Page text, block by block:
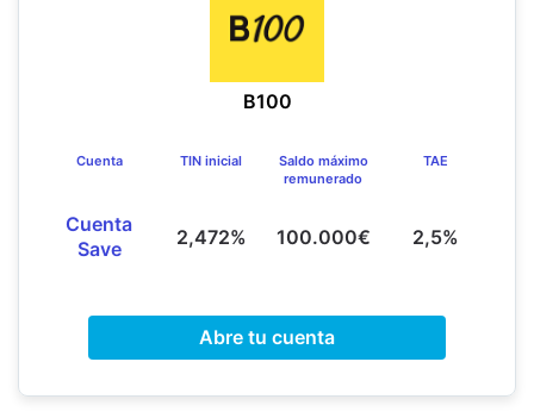
B100
Cuenta
Cuenta
Save
TIN inicial
2,472%
Saldo máximo
remunerado
100.000€
TAE
2,5%
Abre tu cuenta